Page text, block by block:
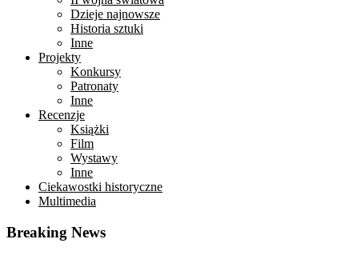
Dzieje najnowsze
Historia sztuki
Inne
Projekty
Konkursy
Patronaty
Inne
Recenzje
Książki
Film
Wystawy
Inne
Ciekawostki historyczne
Multimedia
Breaking News